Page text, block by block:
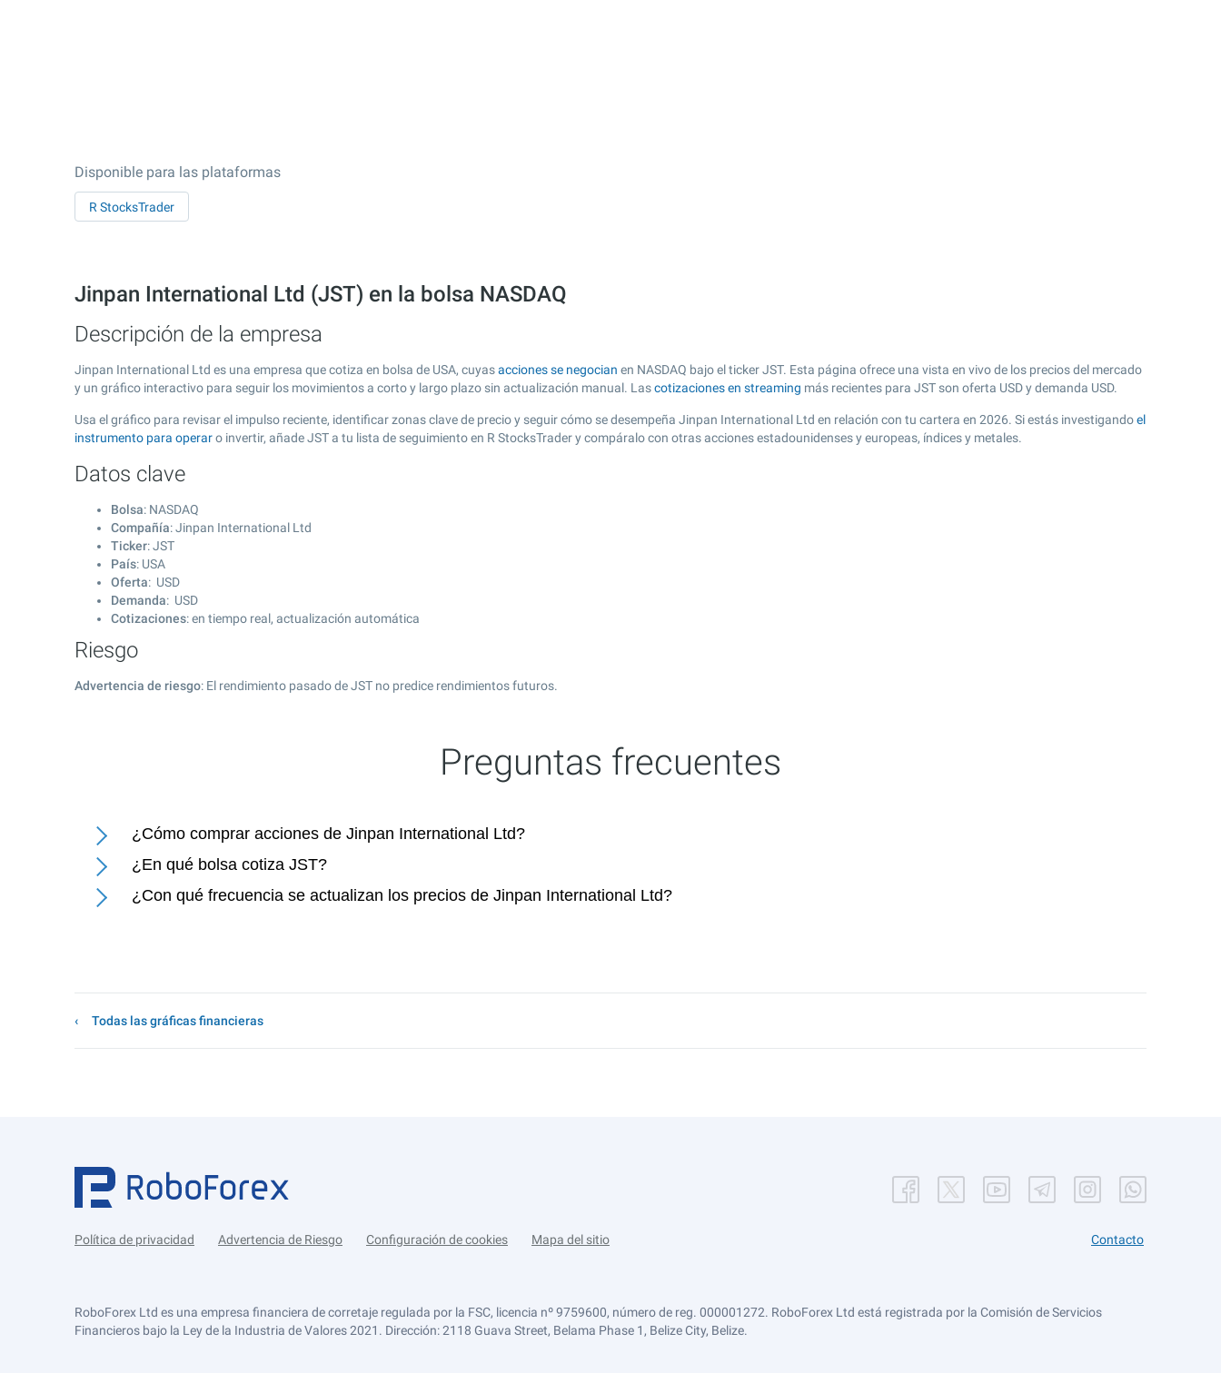
Disponible para las plataformas
R StocksTrader
Jinpan International Ltd (JST) en la bolsa NASDAQ
Descripción de la empresa
Jinpan International Ltd es una empresa que cotiza en bolsa de USA, cuyasacciones se negocian en NASDAQ bajo el ticker JST. Esta página ofrece una vista en vivo de los precios del mercado
y un gráfico interactivo para seguir los movimientos a corto y largo plazo sin actualización manual. Lascotizaciones en streaming más recientes para JST son oferta USD y demanda USD.
Usa el gráfico para revisar el impulso reciente, identificar zonas clave de precio y seguir cómo se desempeña Jinpan International Ltd en relación con tu cartera en 2026. Si estás investigandoel
instrumento para operaro invertir, añade JST a tu lista de seguimiento en R StocksTrader y compáralo con otras acciones estadounidenses y europeas, índices y metales.
Datos clave
Bolsa: NASDAQ
Compañía: Jinpan International Ltd
Ticker: JST
País: USA
Oferta: USD
Demanda: USD
Cotizaciones: en tiempo real, actualización automática
Riesgo
Advertencia de riesgo: El rendimiento pasado de JST no predice rendimientos futuros.
Preguntas frecuentes
¿Cómo comprar acciones de Jinpan International Ltd?
¿En qué bolsa cotiza JST?
¿Con qué frecuencia se actualizan los precios de Jinpan International Ltd?
Todas las gráficas financieras
Política de privacidad Advertencia de Riesgo Configuración de cookies Mapa del sitio Contacto
RoboForex Ltd es una empresa financiera de corretaje regulada por la FSC, licencia nº 9759600, número de reg. 000001272. RoboForex Ltd está registrada por la Comisión de Servicios
Financieros bajo la Ley de la Industria de Valores 2021. Dirección: 2118 Guava Street, Belama Phase 1, Belize City, Belize.